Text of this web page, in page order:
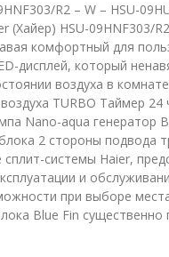
R2 – W – HSU-
(Хайер) HSU-09HNF303/
комфортный для
дисплей, который
воздуха в
TURBO Таймер
Nano-aqua генератор
2 стороны подвода
системы Haier,
и
при выборе
Blue Fin